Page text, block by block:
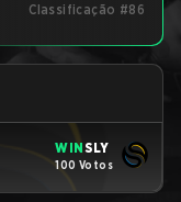
Classificação #86
WINSLY
100 Votos